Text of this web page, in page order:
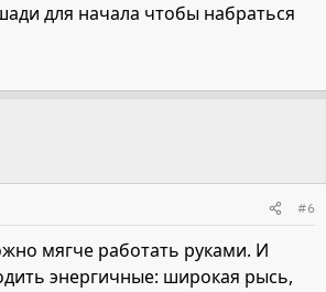
для начала чтобы набраться
#6
мягче работать руками. И
энергичные: широкая рысь,